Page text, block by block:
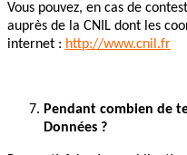
Vous pouvez, en cas de
auprès de la CNIL dont les
internet : http://www.cnil.fr
Pendant combien de
Données ?